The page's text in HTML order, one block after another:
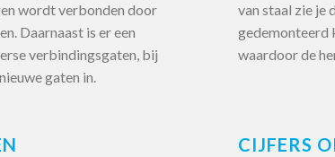
wordt verbonden door
Daarnaast is er een
verbindingsgaten, bij
gaten in.
van staal zie je
gedemonteerd
waardoor de
CIJFERS